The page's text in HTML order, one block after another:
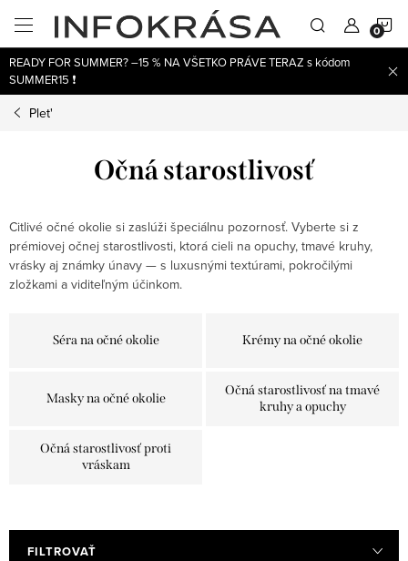
obsah
READY FOR SUMMER? –15 % NA VŠETKO PRÁVE TERAZ s kódom
SUMMER15 ❗
Plet'
Očná starostlivosť
Citlivé očné okolie si zaslúži špeciálnu pozornosť. Vyberte si z
prémiovej očnej starostlivosti, ktorá cieli na opuchy, tmavé kruhy,
vrásky aj známky únavy — s luxusnými textúrami, pokročilými
zložkami a viditeľným účinkom.
Séra na očné okolie Krémy na očné okolie
Masky na očné okolie
Očná starostlivosť na tmavé
kruhy a opuchy
Očná starostlivosť proti
vráskam
FILTROVAŤ